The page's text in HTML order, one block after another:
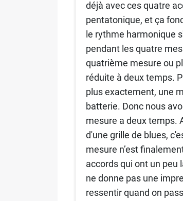
déjà avec ces quatre
pentatonique, et ça
le rythme harmonique
pendant les quatre
quatrième mesure ou
réduite à deux temps.
plus exactement, une
batterie. Donc nous
mesure a deux temps.
d'une grille de blues,
mesure n’est
accords qui ont un peu
ne donne pas une
ressentir quand on